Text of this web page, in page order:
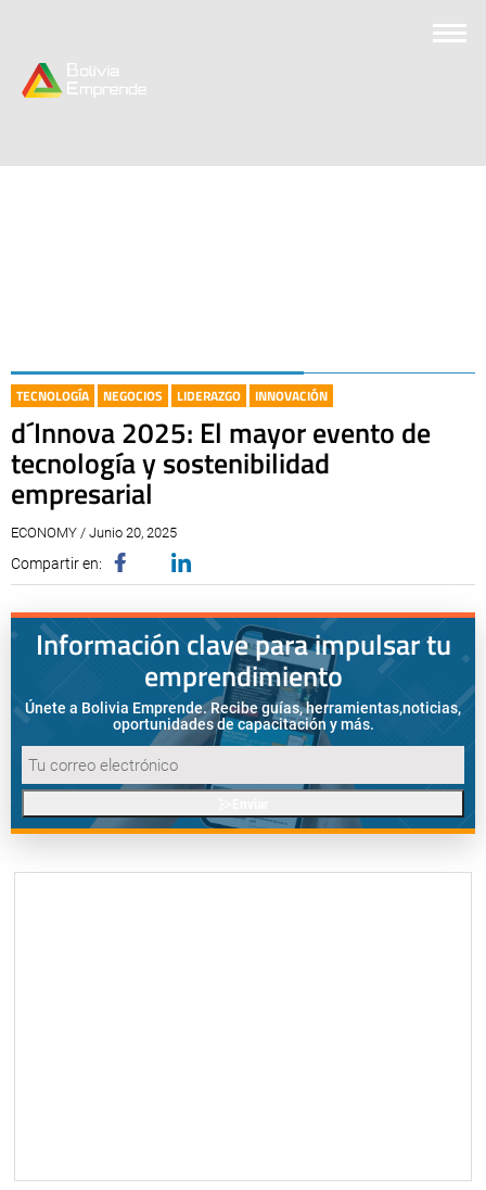
TECNOLOGÍA NEGOCIOS LIDERAZGO INNOVACIÓN
d´Innova 2025: El mayor evento de
tecnología y sostenibilidad
empresarial
ECONOMY / Junio 20, 2025
Compartir en:
Información clave para impulsar tu
emprendimiento
Únete a Bolivia Emprende. Recibe guías, herramientas,noticias,
oportunidades de capacitación y más.